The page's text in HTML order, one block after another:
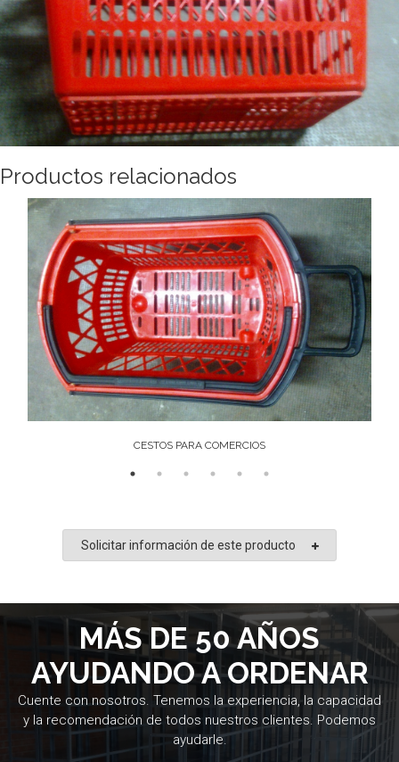
Productos relacionados
CESTOS PARA COMERCIOS
Solicitar información de este producto
MÁS DE 50 AÑOS
AYUDANDO A ORDENAR
Cuente con nosotros. Tenemos la experiencia, la capacidad
y la recomendación de todos nuestros clientes. Podemos
ayudarle.